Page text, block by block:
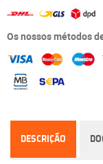
Os nossos métodos
DESCRIÇÃO